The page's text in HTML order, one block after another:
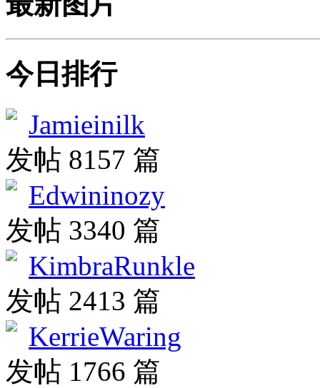
今日排行
Jamieinilk
发帖 8157 篇
Edwininozy
发帖 3340 篇
KimbraRunkle
发帖 2413 篇
KerrieWaring
发帖 1766 篇